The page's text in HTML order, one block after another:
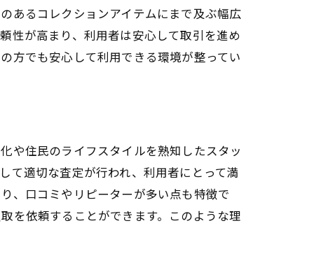
あるコレクションアイテムにまで及ぶ幅広
性が高まり、利用者は安心して取引を進め
方でも安心して利用できる環境が整ってい
や住民のライフスタイルを熟知したスタッ
て適切な査定が行われ、利用者にとって満
、口コミやリピーターが多い点も特徴で
を依頼することができます。このような理